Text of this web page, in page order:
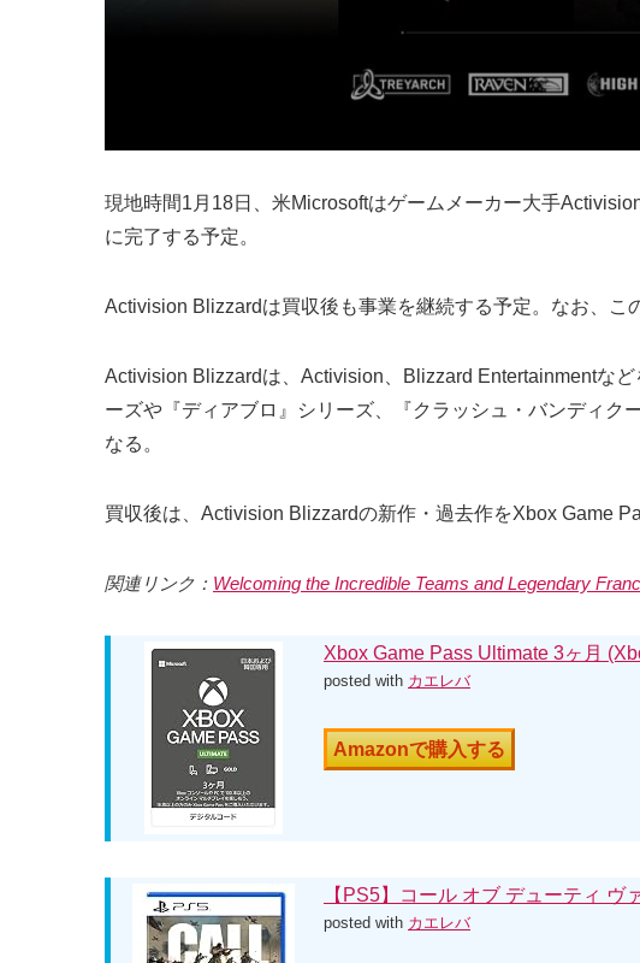
現地時間1月18日、米Microsoftはゲームメーカー大手
に完了する予定。
Activision Blizzardは買収後も事業を継続する予定。なお、こ
Activision Blizzardは、Activision、Blizzard Entertainmentな
ーズや『ディアブロ』シリーズ、『クラッシュ・バンディク
なる。
買収後は、Activision Blizzardの新作・過去作をXbox Game
関連リンク： Welcoming the Incredible Teams and Legendary
Xbox Game Pass Ultimate 3ヶ月
posted with カエレバ
Amazonで購入する
【PS5】コール オブ デューティ ヴ
posted with カエレバ